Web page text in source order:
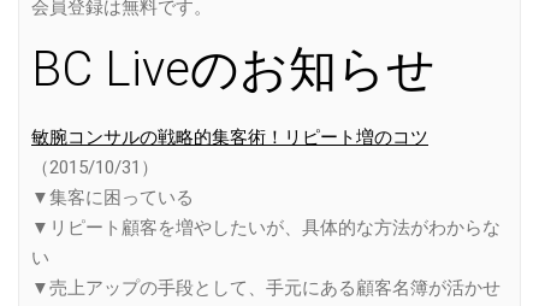
会員登録は無料です。
BC Liveのお知らせ
敏腕コンサルの戦略的集客術！リピート増のコツ
（2015/10/31）
▼集客に困っている
▼リピート顧客を増やしたいが、具体的な方法がわからな
い
▼売上アップの手段として、手元にある顧客名簿が活かせ